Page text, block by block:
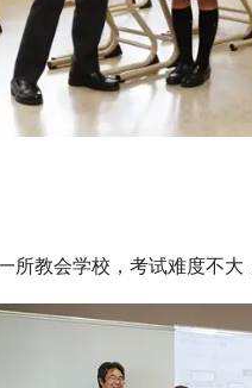
所教会学校，考试难度不大